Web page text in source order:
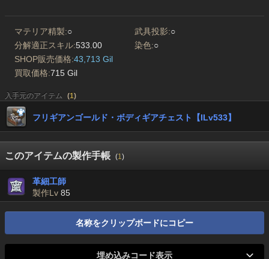
マテリア精製:○ 武具投影:○
分解適正スキル:533.00 染色:○
SHOP販売価格:43,713 Gil
買取価格:715 Gil
入手元のアイテム (1)
フリギアンゴールド・ボディギアチェスト【ILv533】
このアイテムの製作手帳 (1)
革細工師
製作Lv 85
名称をクリップボードにコピー
埋め込みコード表示